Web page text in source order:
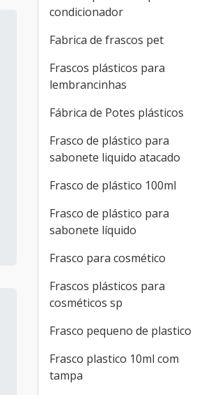
condicionador
Fabrica de frascos pet
Frascos plásticos para
lembrancinhas
Fábrica de Potes plásticos
Frasco de plástico para
sabonete liquido atacado
Frasco de plástico 100ml
Frasco de plástico para
sabonete líquido
Frasco para cosmético
Frascos plásticos para
cosméticos sp
Frasco pequeno de plastico
Frasco plastico 10ml com
tampa